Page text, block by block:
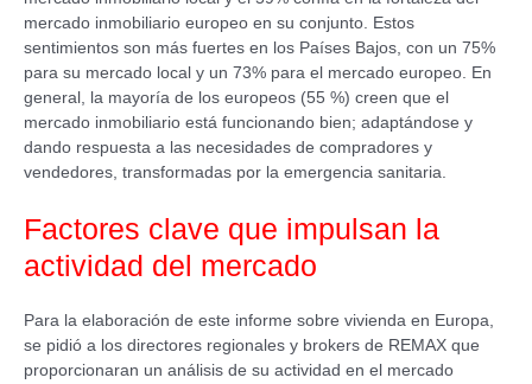
mercado inmobiliario europeo en su conjunto. Estos
sentimientos son más fuertes en los Países Bajos, con un 75%
para su mercado local y un 73% para el mercado europeo. En
general, la mayoría de los europeos (55 %) creen que el
mercado inmobiliario está funcionando bien; adaptándose y
dando respuesta a las necesidades de compradores y
vendedores, transformadas por la emergencia sanitaria.
Factores clave que impulsan la
actividad del mercado
Para la elaboración de este informe sobre vivienda en Europa,
se pidió a los directores regionales y brokers de REMAX que
proporcionaran un análisis de su actividad en el mercado